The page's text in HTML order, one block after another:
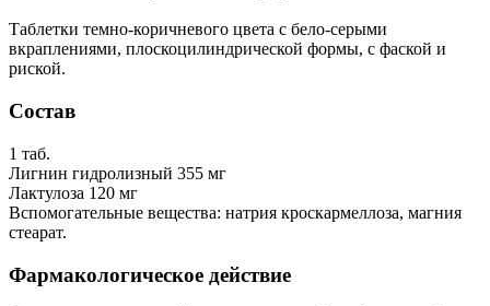
Таблетки темно-коричневого цвета с бело-серыми
вкраплениями, плоскоцилиндрической формы, с фаской и
риской.
Состав
1 таб.
Лигнин гидролизный 355 мг
Лактулоза 120 мг
Вспомогательные вещества: натрия кроскармеллоза, магния
стеарат.
Фармакологическое действие